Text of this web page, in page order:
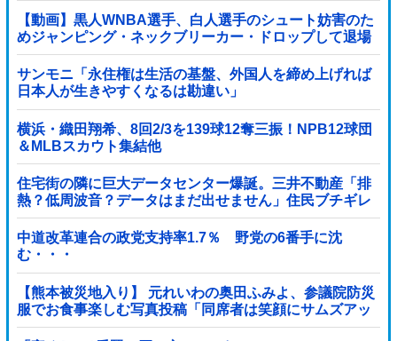
【動画】黒人WNBA選手、白人選手のシュート妨害のた
めジャンピング・ネックブリーカー・ドロップして退場
処分→ロッカールームから「白人特権」と投稿...
サンモニ「永住権は生活の基盤、外国人を締め上げれば
日本人が生きやすくなるは勘違い」
横浜・織田翔希、8回2/3を139球12奪三振！NPB12球団
＆MLBスカウト集結他
住宅街の隣に巨大データセンター爆誕。三井不動産「排
熱？低周波音？データはまだ出せません」住民ブチギレ
中道改革連合の政党支持率1.7％ 野党の6番手に沈
む・・・
【熊本被災地入り】 元れいわの奥田ふみよ、参議院防災
服でお食事楽しむ写真投稿「同席者は笑顔にサムズアッ
プ」